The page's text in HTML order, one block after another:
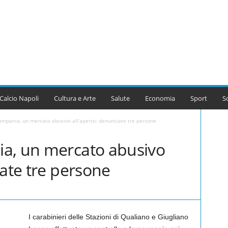
Calcio Napoli Cultura e Arte Salute Economia Sport
un mercato abusivo all’aperto: denunciate tre persone
un mercato abusivo
tre persone
I carabinieri delle Stazioni di Qualiano e Giugliano